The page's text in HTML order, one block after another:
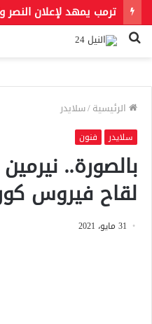
بحث
الرئيسية/سلايدر
سلايدر فنون
بالصورة..
لقاح فيروس
31 مايو، 2021